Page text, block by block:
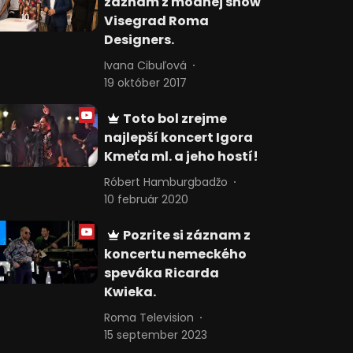
Visegrad Roma
Designers.
Ivana Cibuľová
19 október 2017
Toto bol zrejme
najlepší koncert Igora
Kmeťa ml. a jeho hostí!
Róbert Hamburgbadžo
10 február 2020
Pozrite si záznam z
koncertu nemeckého
speváka Ricarda
Kwieka.
Roma Television
15 september 2023